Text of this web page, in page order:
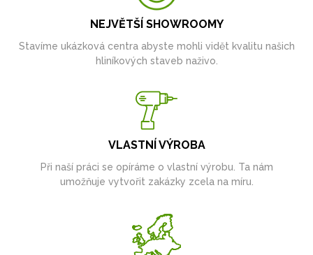
NEJVĚTŠÍ SHOWROOMY
Stavíme ukázková centra abyste mohli vidět kvalitu našich
hliníkových staveb naživo.
VLASTNÍ VÝROBA
Při naší práci se opíráme o vlastní výrobu. Ta nám
umožňuje vytvořit zakázky zcela na míru.